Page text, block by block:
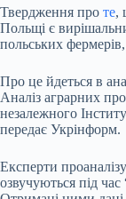
Твердження про те,
Польщі є
польських фермерів,
Про це йдеться в
Аналіз аграрних
незалежного
передає Укрінформ.
Експерти
озвучуються під час